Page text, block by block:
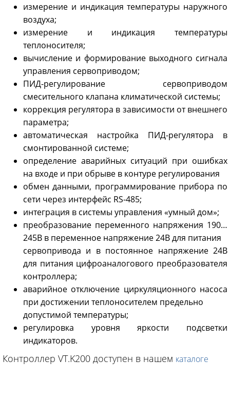
измерение и индикация температуры наружного
воздуха;
измерение и индикация температуры
теплоносителя;
вычисление и формирование выходного сигнала
управления сервоприводом;
ПИД-регулирование сервоприводом
смесительного клапана климатической системы;
коррекция регулятора в зависимости от внешнего
параметра;
автоматическая настройка ПИД-регулятора в
смонтированной системе;
определение аварийных ситуаций при ошибках
на входе и при обрыве в контуре регулирования
обмен данными, программирование прибора по
сети через интерфейс RS-485;
интеграция в системы управления «умный дом»;
преобразование переменного напряжения 190…
245В в переменное напряжение 24В для питания
сервопривода и в постоянное напряжение 24В
для питания цифроаналогового преобразователя
контроллера;
аварийное отключение циркуляционного насоса
при достижении теплоносителем предельно
допустимой температуры;
регулировка уровня яркости подсветки
индикаторов.
Контроллер VT.K200 доступен в нашем каталоге